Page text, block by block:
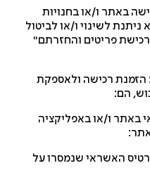
ו/או בחנויות
לשינוי ו/או לביטול
פריטים והחזרתם"
רכישה ולאספקת
ו/או באפליקציה
האשראי שנמסרו על